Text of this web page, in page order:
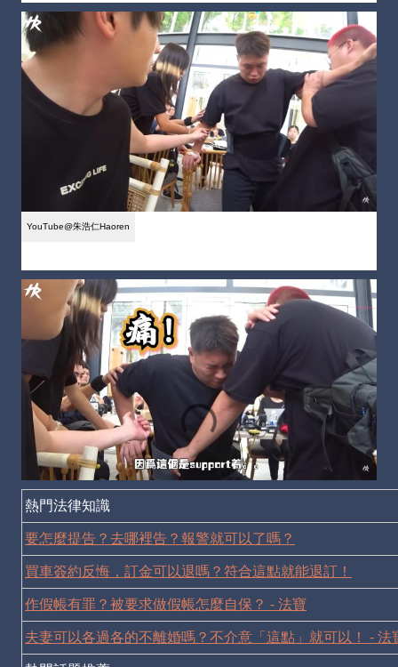
熱門法律知識
要怎麼提告？去哪裡告？報警就可以了嗎？
買車簽約反悔，訂金可以退嗎？符合這點就能退訂！
作假帳有罪？被要求做假帳怎麼自保？ - 法寶
夫妻可以各過各的不離婚嗎？不介意「這點」就可以！ - 法